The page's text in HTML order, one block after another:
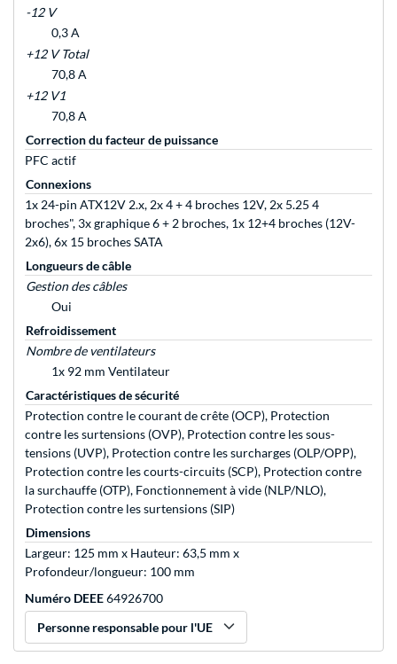
-12 V
0,3 A
+12 V Total
70,8 A
+12 V1
70,8 A
Correction du facteur de puissance
PFC actif
Connexions
1x 24-pin ATX12V 2.x, 2x 4 + 4 broches 12V, 2x 5.25 4
broches", 3x graphique 6 + 2 broches, 1x 12+4 broches (12V-
2x6), 6x 15 broches SATA
Longueurs de câble
Gestion des câbles
Oui
Refroidissement
Nombre de ventilateurs
1x 92 mm Ventilateur
Caractéristiques de sécurité
Protection contre le courant de crête (OCP), Protection
contre les surtensions (OVP), Protection contre les sous-
tensions (UVP), Protection contre les surcharges (OLP/OPP),
Protection contre les courts-circuits (SCP), Protection contre
la surchauffe (OTP), Fonctionnement à vide (NLP/NLO),
Protection contre les surtensions (SIP)
Dimensions
Largeur: 125 mm x Hauteur: 63,5 mm x
Profondeur/longueur: 100 mm
Numéro DEEE64926700
Personne responsable pour l'UE